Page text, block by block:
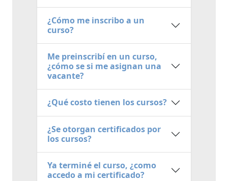
¿Cómo me inscribo a un
curso?
Me preinscribí en un curso,
¿cómo se si me asignan una
vacante?
¿Qué costo tienen los cursos?
¿Se otorgan certificados por
los cursos?
Ya terminé el curso, ¿como
accedo a mi certificado?